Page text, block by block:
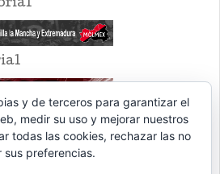
y de terceros para garantizar el
medir su uso y mejorar nuestros
todas las cookies, rechazar las no
sus preferencias.